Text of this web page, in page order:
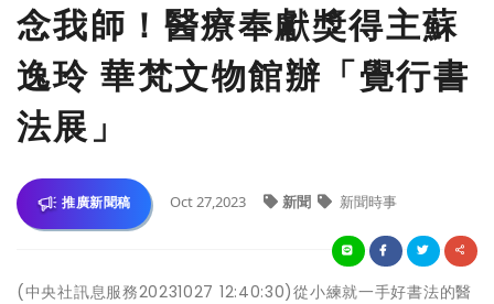
念我師！醫療奉獻獎得主蘇
逸玲 華梵文物館辦「覺行書
法展」
推廣新聞稿 Oct 27,2023 新聞 新聞時事
(中央社訊息服務20231027 12:40:30)從小練就一手好書法的醫